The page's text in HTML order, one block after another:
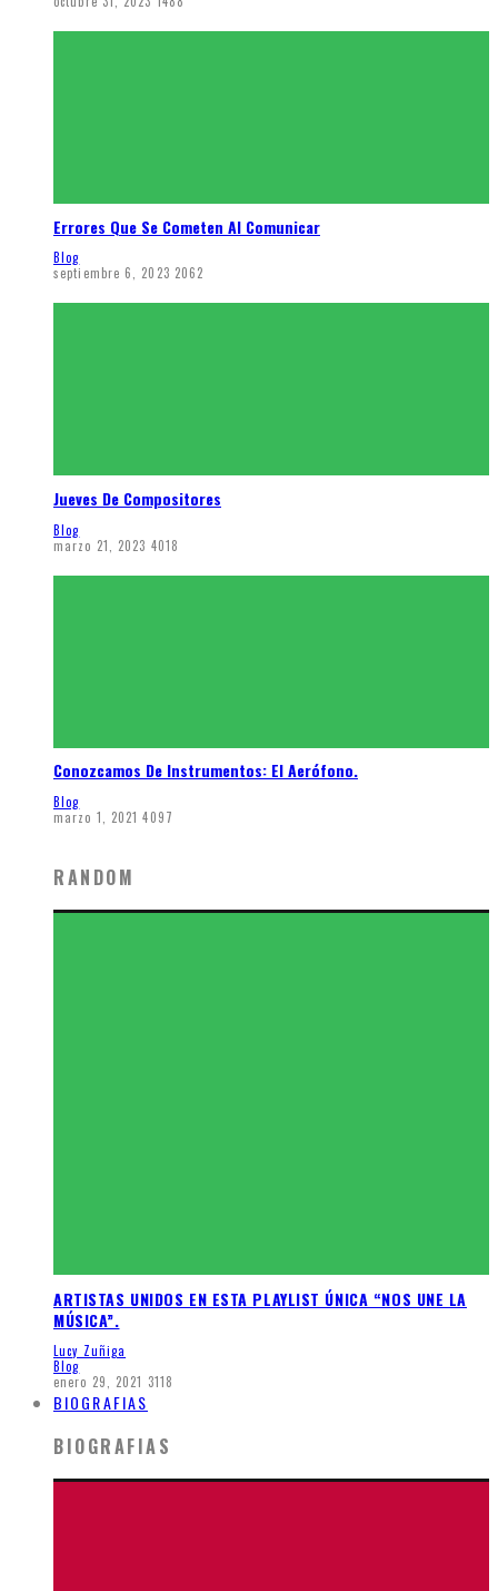
Errores Que Se Cometen Al Comunicar
Blog
septiembre 6, 2023 2062
Jueves De Compositores
Blog
marzo 21, 2023 4018
Conozcamos De Instrumentos: El Aerófono.
Blog
marzo 1, 2021 4097
RANDOM
ARTISTAS UNIDOS EN ESTA PLAYLIST ÚNICA “NOS UNE LA
MÚSICA”.
Lucy Zuñiga
Blog
enero 29, 2021 3118
BIOGRAFIAS
BIOGRAFIAS